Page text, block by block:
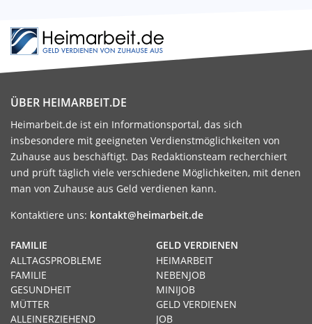
ÜBER HEIMARBEIT.DE
Heimarbeit.de ist ein Informationsportal, das sich
insbesondere mit geeigneten Verdienstmöglichkeiten von
Zuhause aus beschäftigt. Das Redaktionsteam recherchiert
und prüft täglich viele verschiedene Möglichkeiten, mit denen
man von Zuhause aus Geld verdienen kann.
Kontaktiere uns: kontakt@heimarbeit.de
GELD VERDIENEN
HEIMARBEIT
NEBENJOB
MINIJOB
GELD VERDIENEN
JOB
FAMILIE
ALLTAGSPROBLEME
FAMILIE
GESUNDHEIT
MÜTTER
ALLEINERZIEHEND